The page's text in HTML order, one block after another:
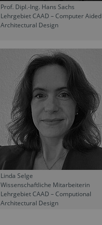
Prof. Dipl.-Ing. Hans Sachs
Lehrgebiet CAAD – Computer Aided
Architectural Design
Linda Selge
Wissenschaftliche Mitarbeiterin
Lehrgebiet CAAD – Computional
Architectural Design